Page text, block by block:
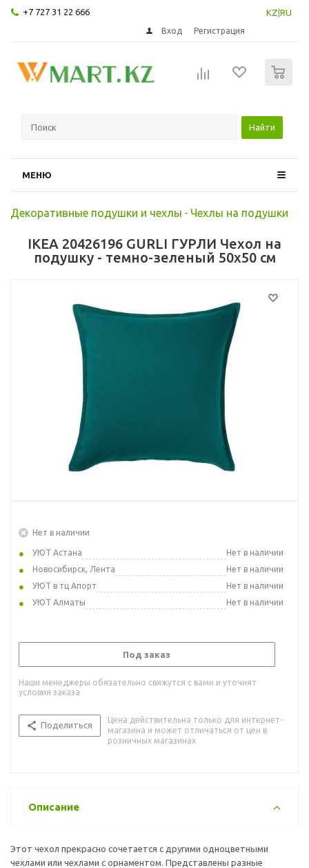
+7 727 31 22 666 KZ RU
Вход Регистрация
Найти
МЕНЮ
Декоративные подушки и чехлы - Чехлы на подушки
IKEA 20426196 GURLI ГУРЛИ Чехол на
подушку - темно-зеленый 50x50 см
Нет в наличии
УЮТ Астана
Нет в наличии
Новосибирск, Лента
Нет в наличии
УЮТ в тц Апорт
Нет в наличии
УЮТ Алматы
Нет в наличии
Под заказ
Наши менеджеры обязательно свяжутся с вами и уточнят
условия заказа
Поделиться
Цена действительна только для интернет-
магазина и может отличаться от цен в
розничных магазинах
Описание
Этот чехол прекрасно сочетается с другими одноцветными
чехлами или чехлами с орнаментом. Представлены разные